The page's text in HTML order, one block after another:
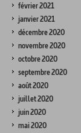
février 2021
janvier 2021
décembre 2020
novembre 2020
octobre 2020
septembre 2020
août 2020
juillet 2020
juin 2020
mai 2020